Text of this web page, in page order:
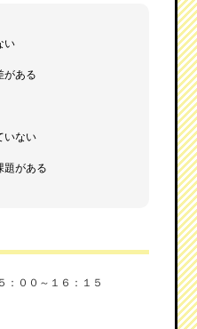
い
がある
いない
題がある
：００～１６：１５